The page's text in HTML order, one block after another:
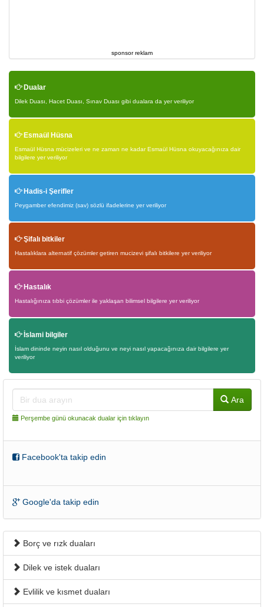
sponsor reklam
Dualar
Dilek Duası, Hacet Duası, Sınav Duası gibi dualara da yer veriliyor
Esmaül Hüsna
Esmaül Hüsna mücizeleri ve ne zaman ne kadar Esmaül Hüsna okuyacağınıza dair
bilgilere yer veriliyor
Hadis-i Şerifler
Peygamber efendimiz (sav) sözlü ifadelerine yer veriliyor
Şifalı bitkiler
Hastalıklara alternatif çözümler getiren mucizevi şifalı bitkilere yer veriliyor
Hastalık
Hastalığınıza tıbbi çözümler ile yaklaşan bilimsel bilgilere yer veriliyor
İslami bilgiler
İslam dininde neyin nasıl olduğunu ve neyi nasıl yapacağınıza dair bilgilere yer
veriliyor
Ara
Perşembe günü okunacak dualar için tıklayın
Facebook'ta takip edin
Google'da takip edin
Borç ve rızk duaları
Dilek ve istek duaları
Evlilik ve kısmet duaları